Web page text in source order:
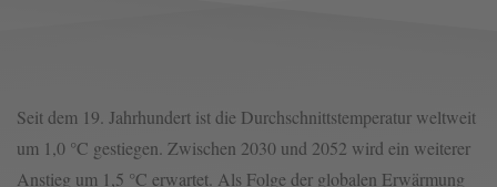
Seit dem 19. Jahrhundert ist die Durchschnittstemperatur weltweit
um 1,0 °C gestiegen. Zwischen 2030 und 2052 wird ein weiterer
Anstieg um 1,5 °C erwartet. Als Folge der globalen Erwärmung